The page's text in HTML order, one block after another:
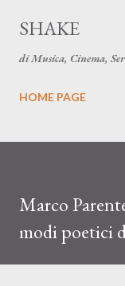
SHAKE
di Musica, Cinema,
HOME PAGE
Marco
modi poetici